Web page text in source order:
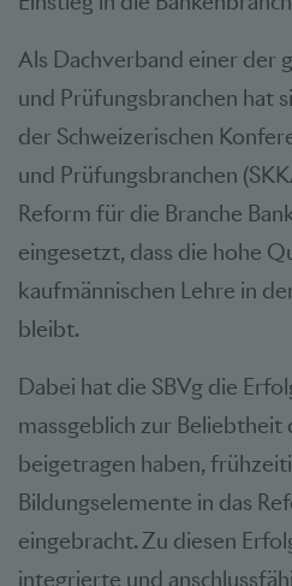
Als Dachverband einer der
und Prüfungsbranchen hat
der Schweizerischen
und Prüfungsbranchen
Reform für die Branche
eingesetzt, dass die hohe
kaufmännischen Lehre in
bleibt.
Dabei hat die SBVg die
massgeblich zur Beliebtheit
beigetragen haben,
Bildungselemente in das
eingebracht. Zu diesen
integrierte und